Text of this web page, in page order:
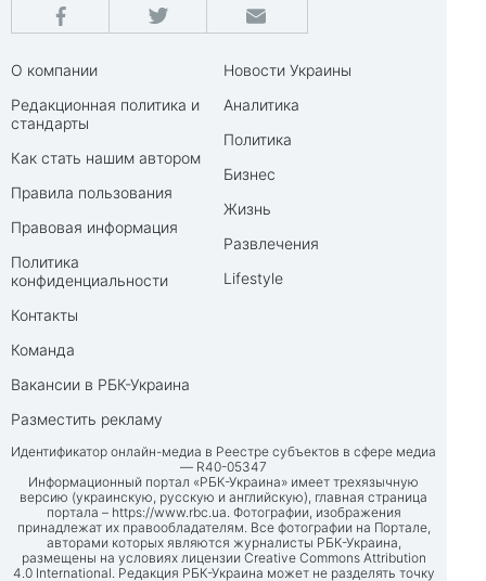
О компании
Редакционная политика и
стандарты
Как стать нашим автором
Правила пользования
Правовая информация
Политика
конфиденциальности
Контакты
Команда
Вакансии в РБК-Украина
Разместить рекламу
Новости Украины
Аналитика
Политика
Бизнес
Жизнь
Развлечения
Lifestyle
Идентификатор онлайн-медиа в Реестре субъектов в сфере медиа
— R40-05347
Информационный портал «РБК-Украина» имеет трехязычную
версию (украинскую, русскую и английскую), главная страница
портала – https://www.rbc.ua. Фотографии, изображения
принадлежат их правообладателям. Все фотографии на Портале,
авторами которых являются журналисты РБК-Украина,
размещены на условиях лицензии Creative Commons Attribution
4.0 International. Редакция РБК-Украина может не разделять точку